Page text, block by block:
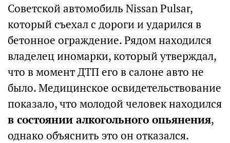
Советской автомобиль Nissan Pulsar,
который съехал с дороги и ударился в
бетонное ограждение. Рядом находился
владелец иномарки, который утверждал,
что в момент ДТП его в салоне авто не
было. Медицинское освидетельствование
показало, что молодой человек находился
в состоянии алкогольного опьянения,
однако объяснить это он отказался.